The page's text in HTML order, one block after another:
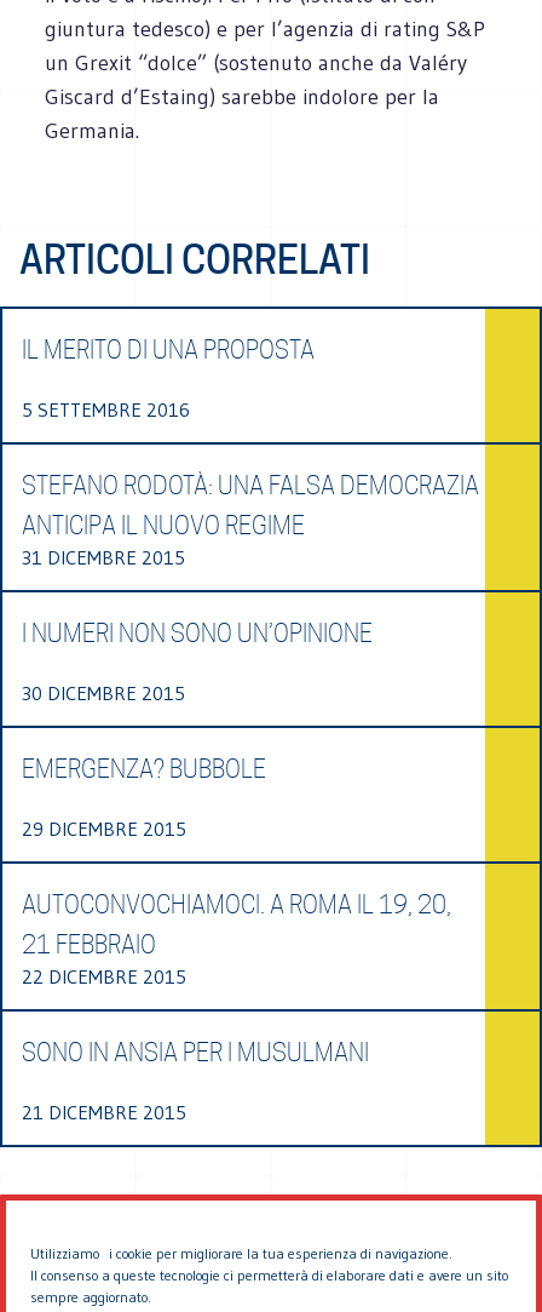
Utilizziamo i cookie per migliorare la tua esperienza di navigazione.
Il consenso a queste tecnologie ci permetterà di elaborare dati e avere un sito
sempre aggiornato.
giuntura tede­sco) e per l’agenzia di rating S&P
un Gre­xit “dolce” (soste­nuto anche da Valéry
Giscard d’Estaing) sarebbe indo­lore per la
Germania.
ARTICOLI CORRELATI
IL MERITO DI UNA PROPOSTA
5 SETTEMBRE 2016
STEFANO RODOTÀ: UNA FALSA DEMOCRAZIA
ANTICIPA IL NUOVO REGIME
31 DICEMBRE 2015
I NUMERI NON SONO UN’OPINIONE
30 DICEMBRE 2015
EMERGENZA? BUBBOLE
29 DICEMBRE 2015
AUTOCONVOCHIAMOCI. A ROMA IL 19, 20,
21 FEBBRAIO
22 DICEMBRE 2015
SONO IN ANSIA PER I MUSULMANI
21 DICEMBRE 2015